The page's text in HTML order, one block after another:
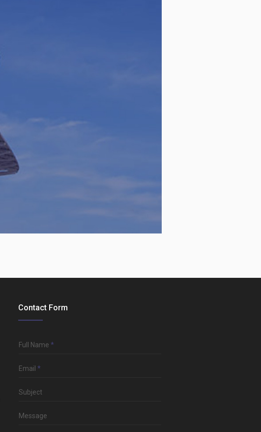
Contact Form
Full Name *
Email *
Subject
Message